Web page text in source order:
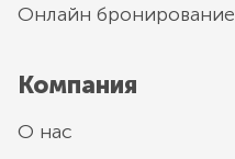
Онлайн бронирование
Компания
О нас